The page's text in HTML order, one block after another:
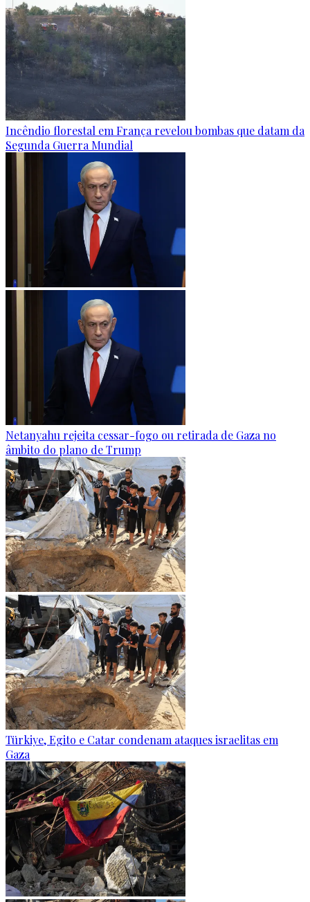
Incêndio florestal em França revelou bombas que datam da
Segunda Guerra Mundial
Netanyahu rejeita cessar-fogo ou retirada de Gaza no
âmbito do plano de Trump
Türkiye, Egito e Catar condenam ataques israelitas em
Gaza